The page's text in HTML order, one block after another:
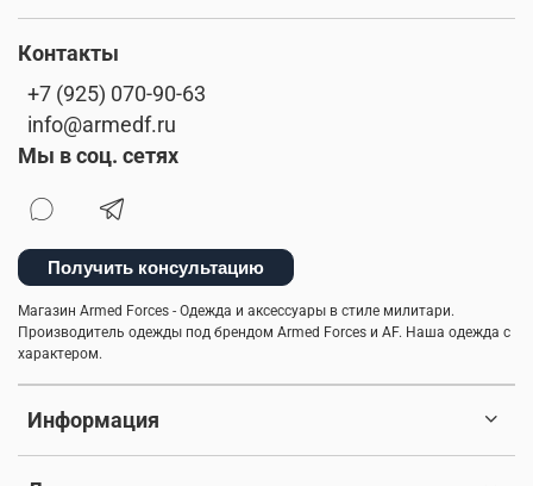
Информация
Контакты
+7 (925) 070-90-63
info@armedf.ru
Мы в соц. сетях
Получить консультацию
Магазин Armed Forces - Одежда и аксессуары в стиле милитари.
Производитель одежды под брендом Armed Forces и AF. Наша одежда с
характером.